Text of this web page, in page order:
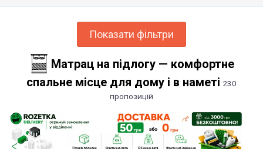
Показати фільтри
Матрац на підлогу — комфортне
спальне місце для дому і в наметі 230
пропозицій